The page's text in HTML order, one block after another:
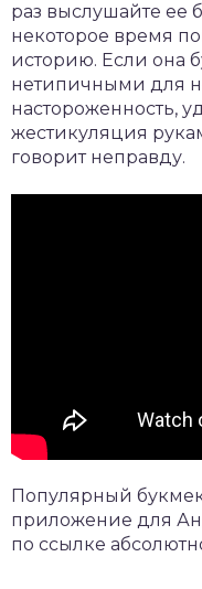
раз выслушайте ее
некоторое время
историю. Если она
нетипичными для
настороженность,
жестикуляция
говорит неправду.
Популярный
приложение для
по ссылке